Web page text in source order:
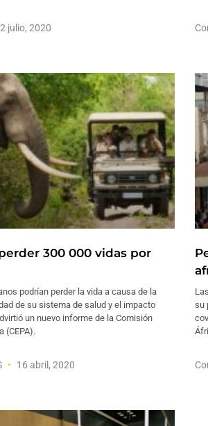
2 julio, 2020
300 000 vidas por
podrían perder la vida a causa de la
de su sistema de salud y el impacto
un nuevo informe de la Comisión
(CEPA).
16 abril, 2020
su